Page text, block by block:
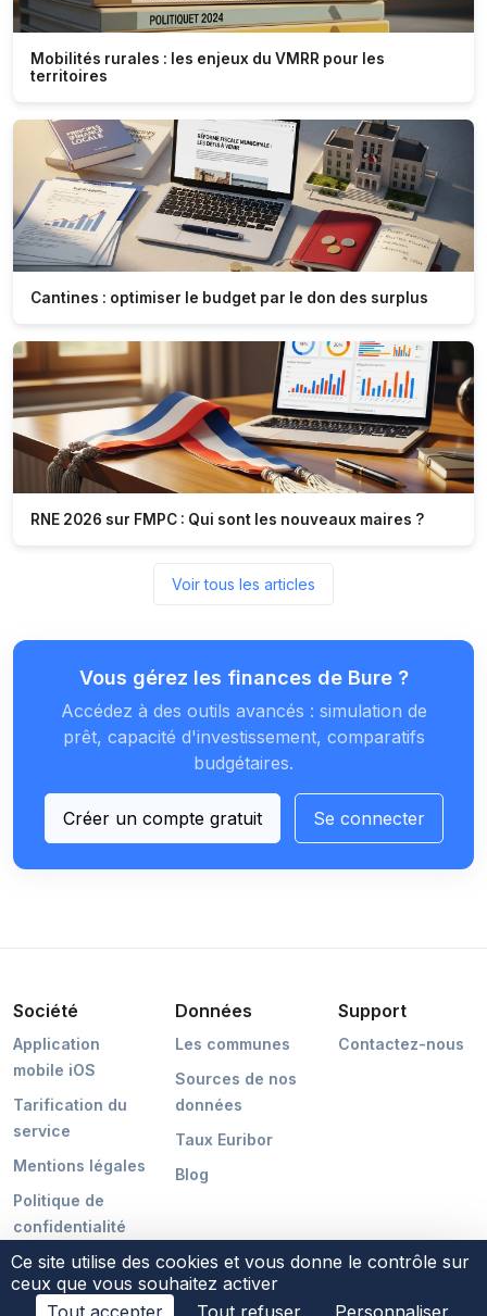
Mobilités rurales : les enjeux du VMRR pour les
territoires
Cantines : optimiser le budget par le don des surplus
RNE 2026 sur FMPC : Qui sont les nouveaux maires ?
Voir tous les articles
Vous gérez les finances de Bure ?
Accédez à des outils avancés : simulation de
prêt, capacité d'investissement, comparatifs
budgétaires.
Créer un compte gratuit Se connecter
Société
Application
mobile iOS
Tarification du
service
Mentions légales
Politique de
confidentialité
Données
Les communes
Sources de nos
données
Taux Euribor
Blog
Support
Contactez-nous
Ce site utilise des cookies et vous donne le contrôle sur
ceux que vous souhaitez activer
Tout accepter
Tout refuser Personnaliser